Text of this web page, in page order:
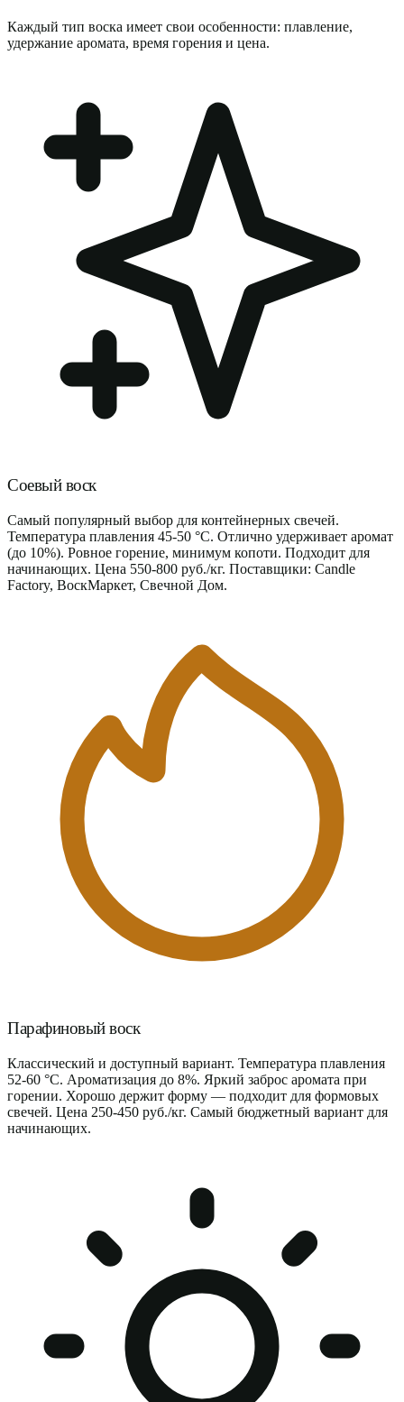
Каждый тип воска имеет свои особенности: плавление,
удержание аромата, время горения и цена.
Соевый воск
Самый популярный выбор для контейнерных свечей.
Температура плавления 45-50 °C. Отлично удерживает аромат
(до 10%). Ровное горение, минимум копоти. Подходит для
начинающих. Цена 550-800 руб./кг. Поставщики: Candle
Factory, ВоскМаркет, Свечной Дом.
Парафиновый воск
Классический и доступный вариант. Температура плавления
52-60 °C. Ароматизация до 8%. Яркий заброс аромата при
горении. Хорошо держит форму — подходит для формовых
свечей. Цена 250-450 руб./кг. Самый бюджетный вариант для
начинающих.